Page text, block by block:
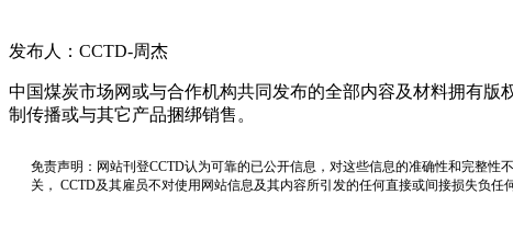
发布人：CCTD-周杰
中国煤炭市场网或与合作机构共同发布的全部内容及材料拥有
制传播或与其它产品捆绑销售。
免责声明：网站刊登CCTD认为可靠的已公开信息，对这些信息的准确性和完整
关， CCTD及其雇员不对使用网站信息及其内容所引发的任何直接或间接损失负任